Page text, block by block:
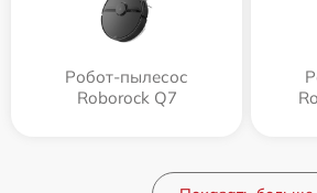
Робот-пылесос
Roborock Q7